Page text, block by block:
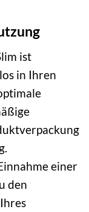
ist
in Ihren
einer
den